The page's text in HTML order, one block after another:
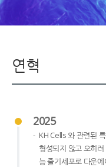
연혁
2025
KH Cells 와 관련된
형성되지 않고 오히
능 줄기세포로 다운